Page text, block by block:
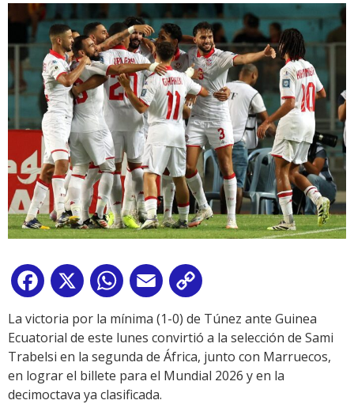
Facebook
X WhatsApp
Email
Link
La victoria por la mínima (1-0) de Túnez ante Guinea
Ecuatorial de este lunes convirtió a la selección de Sami
Trabelsi en la segunda de África, junto con Marruecos,
en lograr el billete para el Mundial 2026 y en la
decimoctava ya clasificada.